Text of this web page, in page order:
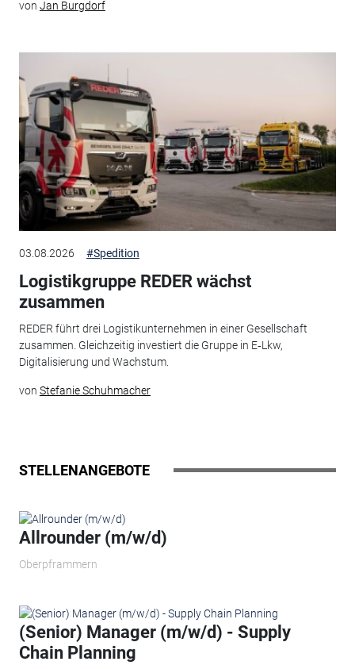
von Jan Burgdorf
03.08.2026 #Spedition
Logistikgruppe REDER wächst
zusammen
REDER führt drei Logistikunternehmen in einer Gesellschaft
zusammen. Gleichzeitig investiert die Gruppe in E‑Lkw,
Digitalisierung und Wachstum.
von Stefanie Schuhmacher
STELLENANGEBOTE
Allrounder (m/w/d)
Oberpframmern
(Senior) Manager (m/w/d) - Supply
Chain Planning